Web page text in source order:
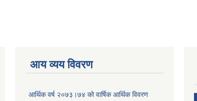
आय व्यय विवरण
आर्थिक वर्ष २०७३।७४ को वार्षिक आर्थिक विवरण